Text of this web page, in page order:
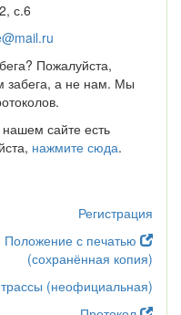
с.6
Пожалуйста,
забега, а не нам. Мы
сайте есть
нажмите сюда.
Регистрация
Положение с печатью
(сохранённая копия)
(неофициальная)